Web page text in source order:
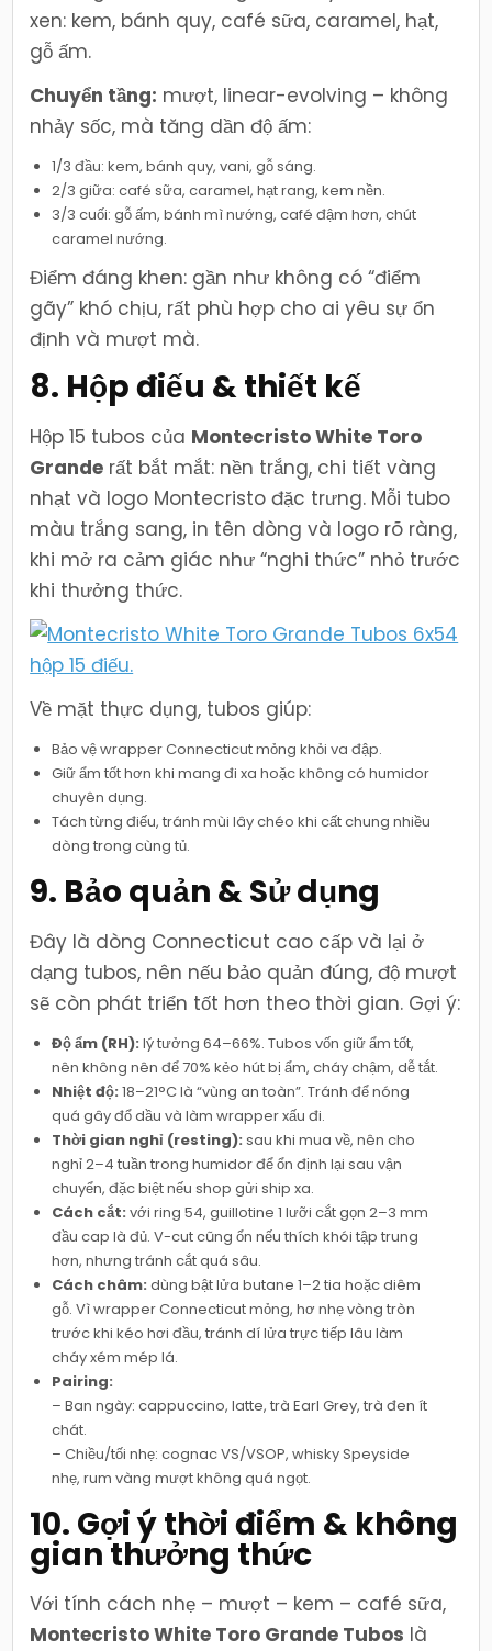
xen: kem, bánh quy, café sữa, caramel, hạt,
gỗ ấm.
Chuyển tầng: mượt, linear-evolving – không
nhảy sốc, mà tăng dần độ ấm:
1/3 đầu: kem, bánh quy, vani, gỗ sáng.
2/3 giữa: café sữa, caramel, hạt rang, kem nền.
3/3 cuối: gỗ ấm, bánh mì nướng, café đậm hơn, chút
caramel nướng.
Điểm đáng khen: gần như không có “điểm
gãy” khó chịu, rất phù hợp cho ai yêu sự ổn
định và mượt mà.
8. Hộp điếu & thiết kế
Hộp 15 tubos của Montecristo White Toro
Grande rất bắt mắt: nền trắng, chi tiết vàng
nhạt và logo Montecristo đặc trưng. Mỗi tubo
màu trắng sang, in tên dòng và logo rõ ràng,
khi mở ra cảm giác như “nghi thức” nhỏ trước
khi thưởng thức.
Về mặt thực dụng, tubos giúp:
Bảo vệ wrapper Connecticut mỏng khỏi va đập.
Giữ ẩm tốt hơn khi mang đi xa hoặc không có humidor
chuyên dụng.
Tách từng điếu, tránh mùi lây chéo khi cất chung nhiều
dòng trong cùng tủ.
9. Bảo quản & Sử dụng
Đây là dòng Connecticut cao cấp và lại ở
dạng tubos, nên nếu bảo quản đúng, độ mượt
sẽ còn phát triển tốt hơn theo thời gian. Gợi ý:
Độ ẩm (RH): lý tưởng 64–66%. Tubos vốn giữ ẩm tốt,
nên không nên để 70% kẻo hút bị ẩm, cháy chậm, dễ tắt.
Nhiệt độ: 18–21°C là “vùng an toàn”. Tránh để nóng
quá gây đổ dầu và làm wrapper xấu đi.
Thời gian nghỉ (resting): sau khi mua về, nên cho
nghỉ 2–4 tuần trong humidor để ổn định lại sau vận
chuyển, đặc biệt nếu shop gửi ship xa.
Cách cắt: với ring 54, guillotine 1 lưỡi cắt gọn 2–3 mm
đầu cap là đủ. V-cut cũng ổn nếu thích khói tập trung
hơn, nhưng tránh cắt quá sâu.
Cách châm: dùng bật lửa butane 1–2 tia hoặc diêm
gỗ. Vì wrapper Connecticut mỏng, hơ nhẹ vòng tròn
trước khi kéo hơi đầu, tránh dí lửa trực tiếp lâu làm
cháy xém mép lá.
Pairing:
– Ban ngày: cappuccino, latte, trà Earl Grey, trà đen ít
chát.
– Chiều/tối nhẹ: cognac VS/VSOP, whisky Speyside
nhẹ, rum vàng mượt không quá ngọt.
10. Gợi ý thời điểm & không
gian thưởng thức
Với tính cách nhẹ – mượt – kem – café sữa,
Montecristo White Toro Grande Tubos là